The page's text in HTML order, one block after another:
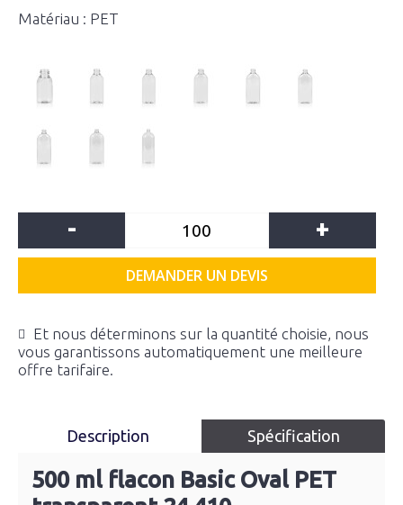
Matériau : PET
- +
DEMANDER UN DEVIS
Et nous déterminons sur la quantité choisie, nous
vous garantissons automatiquement une meilleure
offre tarifaire.
Description Spécification
500 ml flacon Basic Oval PET